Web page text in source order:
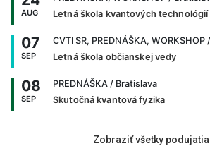
AUG
Letná škola kvantových
07
SEP
CVTI SR, PREDNÁŠKA, WORKSHOP
Letná škola občianskej vedy
08
SEP
PREDNÁŠKA / Bratislava
Skutočná kvantová fyzika
Zobraziť všetky podujatia